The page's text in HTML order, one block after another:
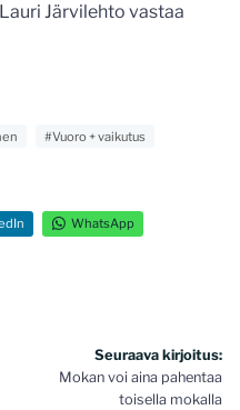
Järvilehto vastaa
#Vuoro + vaikutus
WhatsApp
Seuraava kirjoitus:
Mokan voi aina pahentaa
toisella mokalla